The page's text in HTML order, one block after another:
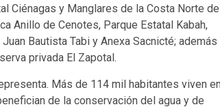
Ciénagas y Manglares de la Costa Norte de
Anillo de Cenotes, Parque Estatal Kabah,
Bautista Tabi y Anexa Sacnicté; además
privada El Zapotal.
Más de 114 mil habitantes viven en
de la conservación del agua y de